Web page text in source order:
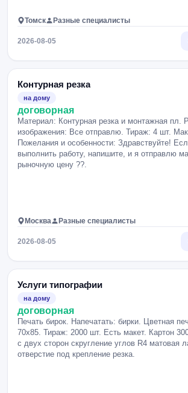
Томск Разные специалисты
2026-08-05
Контурная резка
на дому
договорная
Материал: Контурная резка и монтажная пл.
изображения: Все отправлю. Тираж: 4 шт.
Пожелания и особенности: Здравствуйте!
выполнить работу, напишите, и я отправлю
рыночную цену ??.
Москва Разные специалисты
2026-08-05
Услуги типографии
на дому
договорная
Печать бирок. Напечатать: бирки. Цветная
70х85. Тираж: 2000 шт. Есть макет. Картон
с двух сторон скругление углов R4 матовая
отверстие под крепление резка.